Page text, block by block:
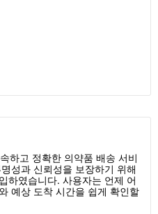
하고 정확한 의약품 배송 서비
성과 신뢰성을 보장하기 위해
하였습니다. 사용자는 언제 어
예상 도착 시간을 쉽게 확인할